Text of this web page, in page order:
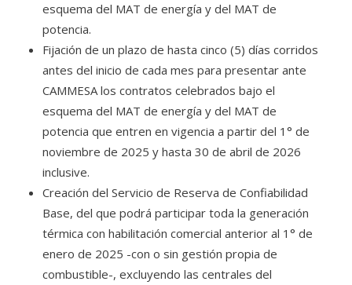
esquema del MAT de energía y del MAT de
potencia.
Fijación de un plazo de hasta cinco (5) días corridos
antes del inicio de cada mes para presentar ante
CAMMESA los contratos celebrados bajo el
esquema del MAT de energía y del MAT de
potencia que entren en vigencia a partir del 1° de
noviembre de 2025 y hasta 30 de abril de 2026
inclusive.
Creación del Servicio de Reserva de Confiabilidad
Base, del que podrá participar toda la generación
térmica con habilitación comercial anterior al 1° de
enero de 2025 -con o sin gestión propia de
combustible-, excluyendo las centrales del